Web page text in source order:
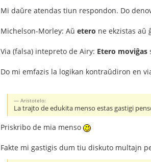
Mi daŭre atendas tiun respondon. Do
Michelson-Morley: Aŭ etero ne ekzistas aŭ
Via (falsa) intepreto de Airy: Etero moviĝas
Do mi emfazis la logikan kontraŭdiron en
Aristotelo:
La trajto de edukita menso estas gastigi
Priskribo de mia menso
Fakte mi gastigis dum tiu diskuto multajn